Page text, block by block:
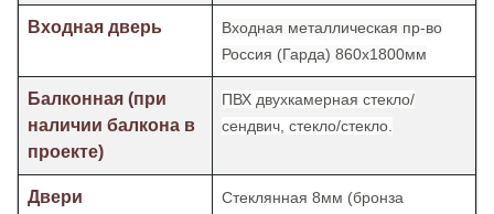
Входная дверь
Входная металлическая пр-во
Россия (Гарда) 860х1800мм
Балконная (при
наличии балкона в
проекте)
ПВХ двухкамерная стекло/
сендвич, стекло/стекло.
Двери
Стеклянная 8мм (бронза